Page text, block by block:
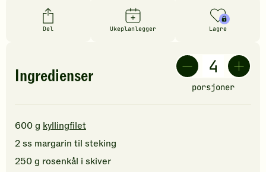
Del Ukeplanlegger Lagre
Ingredienser
porsjoner
600g kyllingfilet
2ss margarin til steking
250g rosenkål i skiver